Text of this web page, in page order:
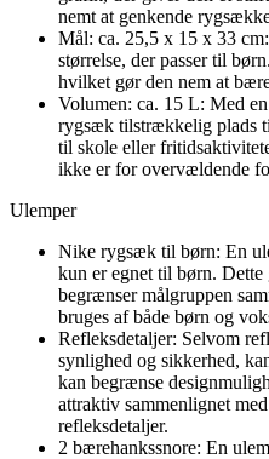
nemt at genkende
Mål: ca. 25,5 x 15 x 33
størrelse, der passer til
hvilket gør den nem at
Volumen: ca. 15 L: Med
rygsæk tilstrækkelig plads
til skole eller
ikke er for overvældende
Ulemper
Nike rygsæk til børn: En
kun er egnet til børn.
begrænser målgruppen
bruges af både børn og
Refleksdetaljer: Selvom
synlighed og sikkerhed,
kan begrænse
attraktiv sammenlignet
refleksdetaljer.
2 bærehankssnore: En